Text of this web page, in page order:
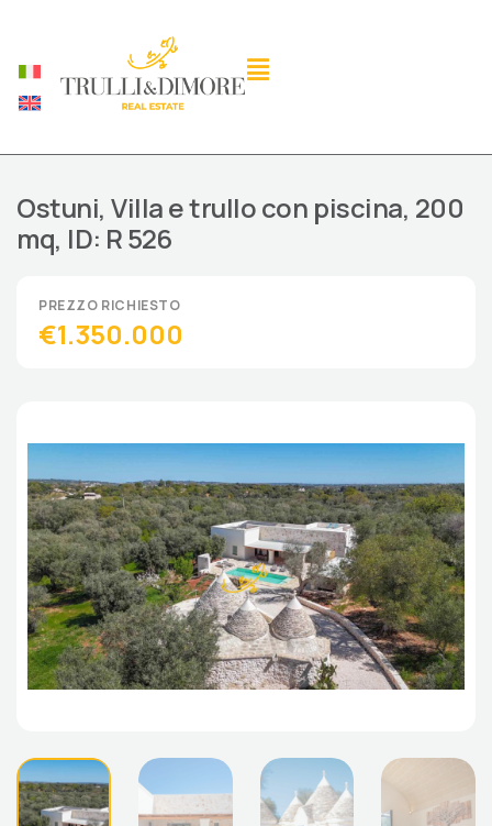
Ostuni, Villa e trullo con piscina, 200
mq, ID: R 526
€1.350.000